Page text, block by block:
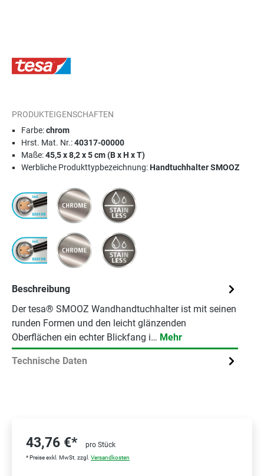
PRODUKTEIGENSCHAFTEN
Farbe:chrom
Hrst. Mat. Nr.:40317-00000
Maße:45,5 x 8,2 x 5 cm (B x H x T)
Werbliche Produkttypbezeichnung:Handtuchhalter SMOOZ
Beschreibung
Der tesa® SMOOZ Wandhandtuchhalter ist mit seinen
runden Formen und den leicht glänzenden
Oberflächen ein echter Blickfang i… Mehr
Technische Daten
43,76 €* pro Stück
* Preise exkl. MwSt. zzgl. Versandkosten